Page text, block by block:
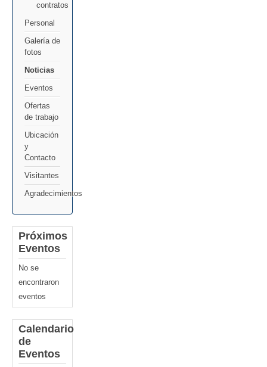
contratos
Personal
Galería de
fotos
Noticias
Eventos
Ofertas
de trabajo
Ubicación
y
Contacto
Visitantes
Agradecimientos
Próximos
Eventos
No se
encontraron
eventos
Calendario
de
Eventos